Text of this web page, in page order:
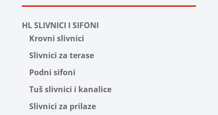
HL SLIVNICI I SIFONI
Krovni slivnici
Slivnici za terase
Podni sifoni
Tuš slivnici i kanalice
Slivnici za prilaze